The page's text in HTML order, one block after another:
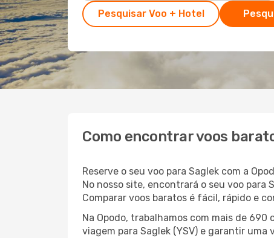
Pesquisar Voo + Hotel
Como encontrar voos
Reserve o seu voo para Saglek com a
No nosso site, encontrará o seu voo para
Comparar voos baratos é fácil, rápido e
Na Opodo, trabalhamos com mais de
viagem para Saglek (YSV) e garantir